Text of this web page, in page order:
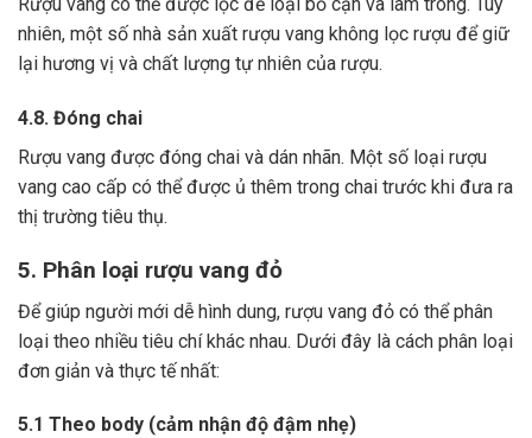
Rượu vang có thể được lọc để loại bỏ cặn và làm trong. Tuy
nhiên, một số nhà sản xuất rượu vang không lọc rượu để giữ
lại hương vị và chất lượng tự nhiên của rượu.
4.8. Đóng chai
Rượu vang được đóng chai và dán nhãn. Một số loại rượu
vang cao cấp có thể được ủ thêm trong chai trước khi đưa ra
thị trường tiêu thụ.
5. Phân loại rượu vang đỏ
Để giúp người mới dễ hình dung, rượu vang đỏ có thể phân
loại theo nhiều tiêu chí khác nhau. Dưới đây là cách phân loại
đơn giản và thực tế nhất:
5.1 Theo body (cảm nhận độ đậm nhẹ)